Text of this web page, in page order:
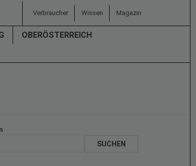
Verbraucher Wissen Magazin
OBERÖSTERREICH
SUCHEN